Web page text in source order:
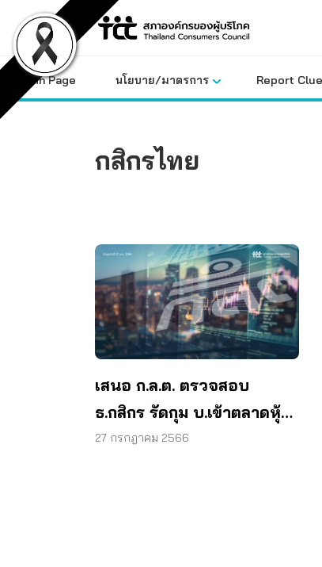
content
Main Page นโยบาย/มาตรการ Report
กสิกรไทย
เสนอ ก.ล.ต. ตรวจสอบ
ธ.กสิกร รัดกุม บ.เข้าตลาดหุ้น
ทางอ้อม หยุดผลกระทบหุ้นกู้ส
27 กรกฎาคม 2566